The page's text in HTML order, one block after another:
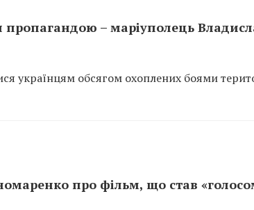
– маріуполець
українцям обсягом охоплених боями
про фільм, що став